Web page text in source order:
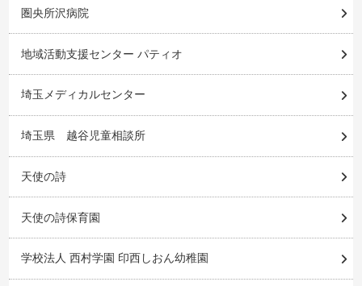
圏央所沢病院
地域活動支援センター パティオ
埼玉メディカルセンター
埼玉県 越谷児童相談所
天使の詩
天使の詩保育園
学校法人 西村学園 印西しおん幼稚園